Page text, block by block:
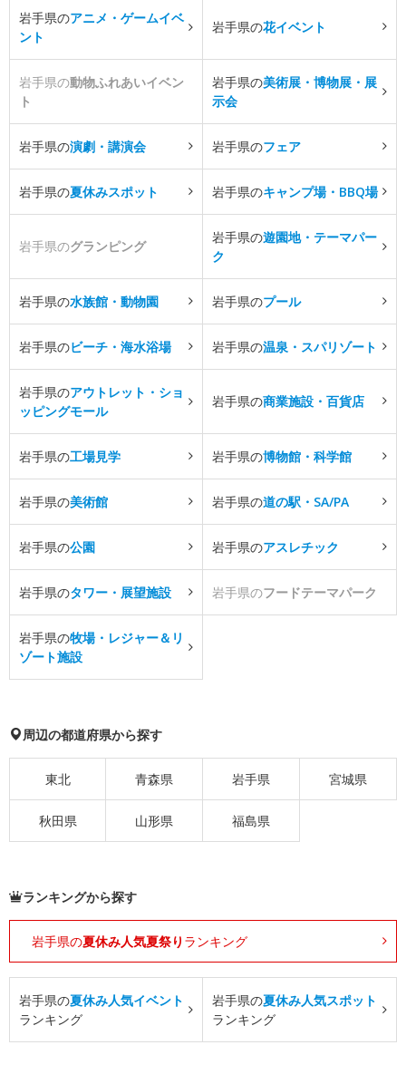
岩手県のアニメ・ゲームイベ
ント
岩手県の花イベント
岩手県の動物ふれあいイベン
ト
岩手県の美術展・博物展・展
示会
岩手県の演劇・講演会 岩手県のフェア
岩手県の夏休みスポット 岩手県のキャンプ場・BBQ場
岩手県のグランピング
岩手県の遊園地・テーマパー
ク
岩手県の水族館・動物園 岩手県のプール
岩手県のビーチ・海水浴場 岩手県の温泉・スパリゾート
岩手県のアウトレット・ショ
ッピングモール
岩手県の商業施設・百貨店
岩手県の工場見学 岩手県の博物館・科学館
岩手県の美術館 岩手県の道の駅・SA/PA
岩手県の公園 岩手県のアスレチック
岩手県のタワー・展望施設 岩手県のフードテーマパーク
岩手県の牧場・レジャー＆リ
ゾート施設
周辺の都道府県から探す
東北 青森県 岩手県 宮城県
秋田県 山形県 福島県
ランキングから探す
岩手県の夏休み人気夏祭り ランキング
岩手県の夏休み人気イベント
ランキング
岩手県の夏休み人気スポット
ランキング